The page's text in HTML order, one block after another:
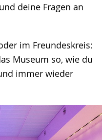
deine Fragen an
im Freundeskreis:
Museum so, wie du
immer wieder